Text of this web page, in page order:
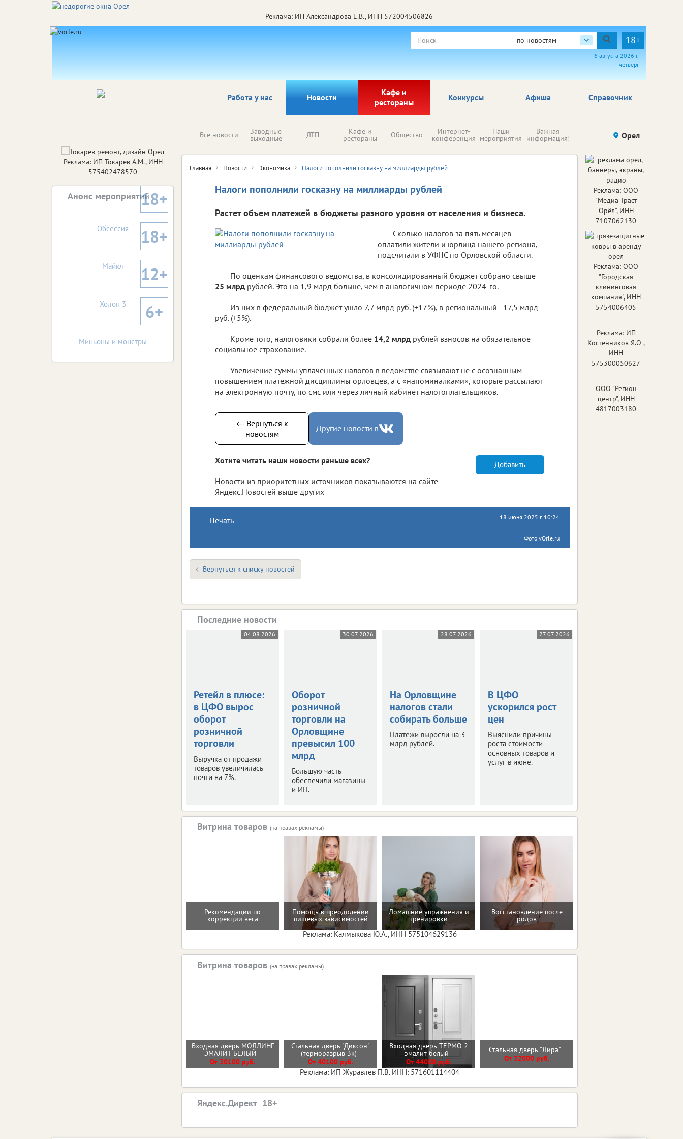
Реклама: ИП Александрова Е.В., ИНН 572004506826
по новостям 18+
6 августа 2026 г.
четверг
Работа у нас Новости
Кафе и
рестораны
Афиша Справочник
Конкурсы
Все новости Заводные
выходные ДТП Кафе и
рестораны Общество Интернет-
конференция
Наши
мероприятия
Важная
информация! Происшествия Здоровье
Орел
Главная Новости Экономика Налоги пополнили госказну на миллиарды рублей
Налоги пополнили госказну на миллиарды рублей
Растет объем платежей в бюджеты разного уровня от населения и бизнеса.
Сколько налогов за пять месяцев
оплатили жители и юрлица нашего региона,
подсчитали в УФНС по Орловской области.
По оценкам финансового ведомства, в консолидированный бюджет собрано свыше
25 млрд рублей. Это на 1,9 млрд больше, чем в аналогичном периоде 2024-го.
Из них в федеральный бюджет ушло 7,7 млрд руб. (+17%), в региональный - 17,5 млрд
руб. (+5%).
Кроме того, налоговики собрали более 14,2 млрд рублей взносов на обязательное
социальное страхование.
Увеличение суммы уплаченных налогов в ведомстве связывают не с осознанным
повышением платежной дисциплины орловцев, а с «напоминалками», которые рассылают
на электронную почту, по смс или через личный кабинет налогоплательщиков.
← Вернуться к
новостям
Другие новости в
Хотите читать наши новости раньше всех?
Новости из приоритетных источников показываются на сайте
Яндекс.Новостей выше других
Добавить
Печать 18 июня 2025 г. 10:24
Фото vOrle.ru
Вернуться к списку новостей
Последние новости
04.08.2026
Ретейл в плюсе:
в ЦФО вырос
оборот
розничной
торговли
Выручка от продажи
товаров увеличилась
почти на 7%.
30.07.2026
Оборот
розничной
торговли на
Орловщине
превысил 100
млрд
Большую часть
обеспечили магазины
и ИП.
28.07.2026
На Орловщине
налогов стали
собирать больше
Платежи выросли на 3
млрд рублей.
27.07.2026
В ЦФО
ускорился рост
цен
Выяснили причины
роста стоимости
основных товаров и
услуг в июне.
Витрина товаров (на правах рекламы)
Рекомендации по
коррекции веса
Помощь в преодолении
пищевых зависимостей
Домашние упражнения и
тренировки
Восстановление после
родов
Реклама: Калмыкова Ю.А., ИНН 575104629136
Витрина товаров (на правах рекламы)
Входная дверь МОЛДИНГ
ЭМАЛИТ БЕЛЫЙ
От 30100 руб.
Стальная дверь "Диксон"
(терморазрыв 3к)
От 40100 руб.
Входная дверь ТЕРМО 2
эмалит белый
От 44000 руб.
Стальная дверь "Лира"
От 32000 руб.
Реклама: ИП Журавлев П.В. ИНН: 571601114404
Яндекс.Директ
Реклама: ИП Токарев А.М., ИНН
575402478570
Анонс мероприятий18+
Обсессия 18+
Майкл 12+
Холоп 3 6+
Миньоны и монстры
Реклама: ООО
"Медиа Траст
Орёл", ИНН
7107062130
Реклама: ООО
"Городская
клининговая
компания", ИНН
5754006405
Реклама: ИП
Костенников Я.О ,
ИНН
575300050627
ООО "Регион
центр", ИНН
4817003180